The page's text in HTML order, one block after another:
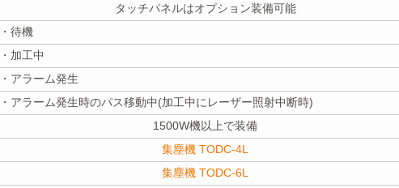
タッチパネルはオプション装備可能
・待機
・加工中
・アラーム発生
・アラーム発生時のパス移動中(加工中にレーザー照射中断時)
1500W機以上で装備
集塵機 TODC-4L
集塵機 TODC-6L